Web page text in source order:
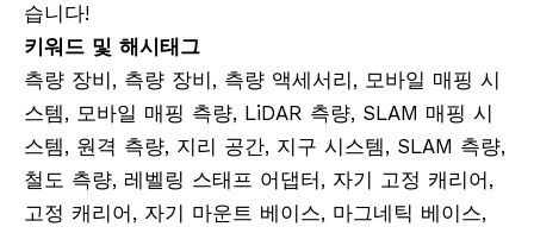
습니다!
키워드 및 해시태그
측량 장비, 측량 장비, 측량 액세서리, 모바일 매핑 시
스템, 모바일 매핑 측량, LiDAR 측량, SLAM 매핑 시
스템, 원격 측량, 지리 공간, 지구 시스템, SLAM 측량,
철도 측량, 레벨링 스태프 어댑터, 자기 고정 캐리어,
고정 캐리어, 자기 마운트 베이스, 마그네틱 베이스,